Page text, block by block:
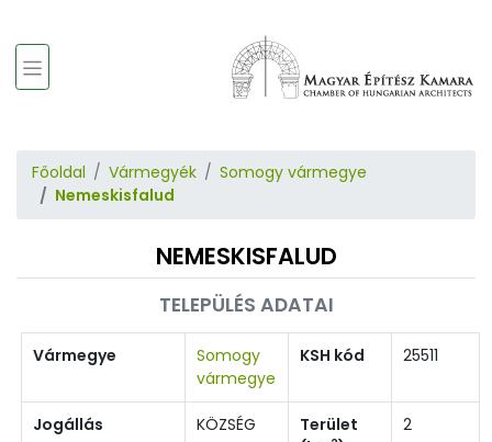
Főoldal Vármegyék
Somogy vármegye
Nemeskisfalud
NEMESKISFALUD
TELEPÜLÉS ADATAI
Vármegye
Somogy
vármegye
KSH kód 25511
Jogállás KÖZSÉG
Terület
2